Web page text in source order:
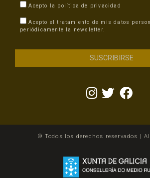
Acepto la política de privacidad
Acepto el tratamiento de mis datos
periódicamente la newsletter.
© Todos los derechos reservados |